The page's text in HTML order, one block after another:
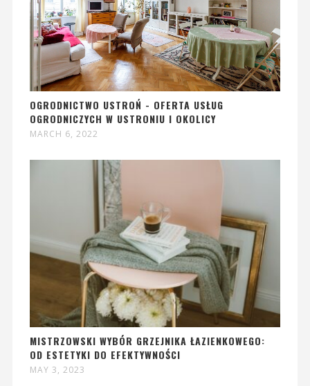
OGRODNICTWO USTROŃ - OFERTA USŁUG
OGRODNICZYCH W USTRONIU I OKOLICY
MARCH 6, 2022
MISTRZOWSKI WYBÓR GRZEJNIKA ŁAZIENKOWEGO:
OD ESTETYKI DO EFEKTYWNOŚCI
MAY 3, 2023